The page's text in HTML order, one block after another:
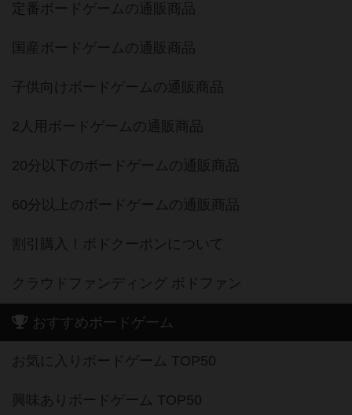
定番ボードゲームの通販商品
国産ボードゲームの通販商品
子供向けボードゲームの通販商品
2人用ボードゲームの通販商品
20分以下のボードゲームの通販商品
60分以上のボードゲームの通販商品
割引購入！ボドクーポンについて
クラウドファンディング ボドファン
おすすめボードゲーム
お気に入りボードゲーム TOP50
興味ありボードゲーム TOP50